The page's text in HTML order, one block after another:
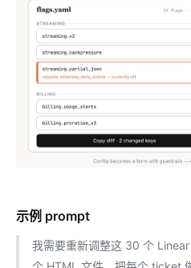
示例 prompt
我需要重新调整这 30 个